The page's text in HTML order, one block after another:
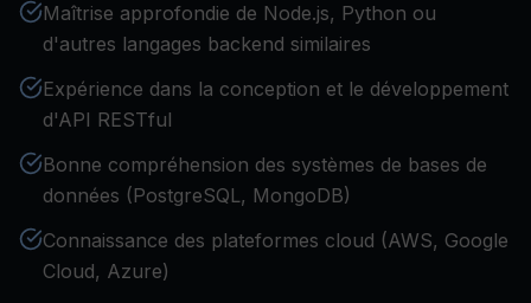
Maîtrise approfondie de Node.js, Python ou
d'autres langages backend similaires
Expérience dans la conception et le développement
d'API RESTful
Bonne compréhension des systèmes de bases de
données (PostgreSQL, MongoDB)
Connaissance des plateformes cloud (AWS, Google
Cloud, Azure)